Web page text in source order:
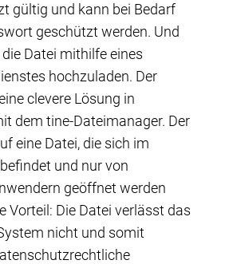
gültig und kann bei Bedarf
geschützt werden. Und
Datei mithilfe eines
hochzuladen. Der
clevere Lösung in
dem tine-Dateimanager. Der
eine Datei, die sich im
und nur von
geöffnet werden
Vorteil: Die Datei verlässt das
nicht und somit